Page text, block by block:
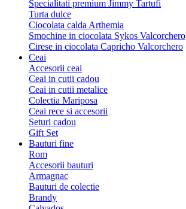
Specialitati premium Jimmy Tartufi
Turta dulce
Ciocolata calda Arthemia
Smochine in ciocolata Sykos Valcorchero
Cirese in ciocolata Capricho Valcorchero
Ceai
Accesorii ceai
Ceai in cutii cadou
Ceai in cutii metalice
Colectia Mariposa
Ceai rece si accesorii
Seturi cadou
Gift Set
Bauturi fine
Rom
Accesorii bauturi
Armagnac
Bauturi de colectie
Brandy